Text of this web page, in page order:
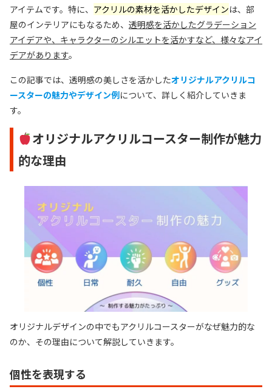
アイテムです。特に、 アクリルの素材を活かしたデザインは、部
屋のインテリアにもなるため、 透明感を活かしたグラデーション
アイデアや、キャラクターのシルエットを活かすなど、様々なアイ
デアがあります。
この記事では、透明感の美しさを活かしたオリジナルアクリルコ
ースターの魅力やデザイン例について、詳しく紹介していきま
す。
オリジナルアクリルコースター制作が魅力
的な理由
オリジナルデザインの中でもアクリルコースターがなぜ魅力的な
のか、その理由について解説していきます。
個性を表現する